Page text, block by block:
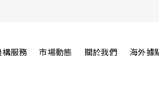
構服務 市場動態 關於我們 海外據